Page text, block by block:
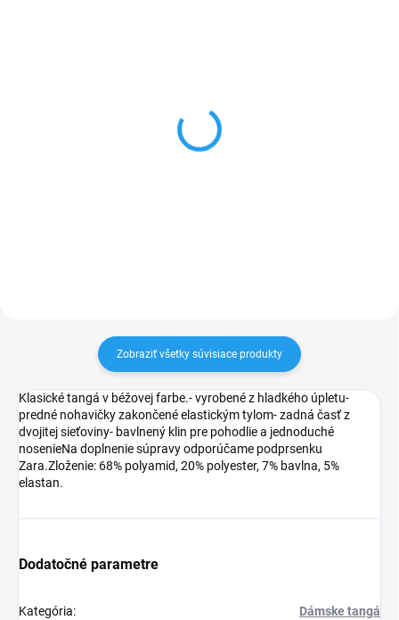
Zobraziť všetky súvisiace produkty
Klasické tangá v béžovej farbe.- vyrobené z hladkého úpletu-
predné nohavičky zakončené elastickým tylom- zadná časť z
dvojitej sieťoviny- bavlnený klin pre pohodlie a jednoduché
nosenieNa doplnenie súpravy odporúčame podprsenku
Zara.Zloženie: 68% polyamid, 20% polyester, 7% bavlna, 5%
elastan.
Dodatočné parametre
Kategória: Dámske tangá